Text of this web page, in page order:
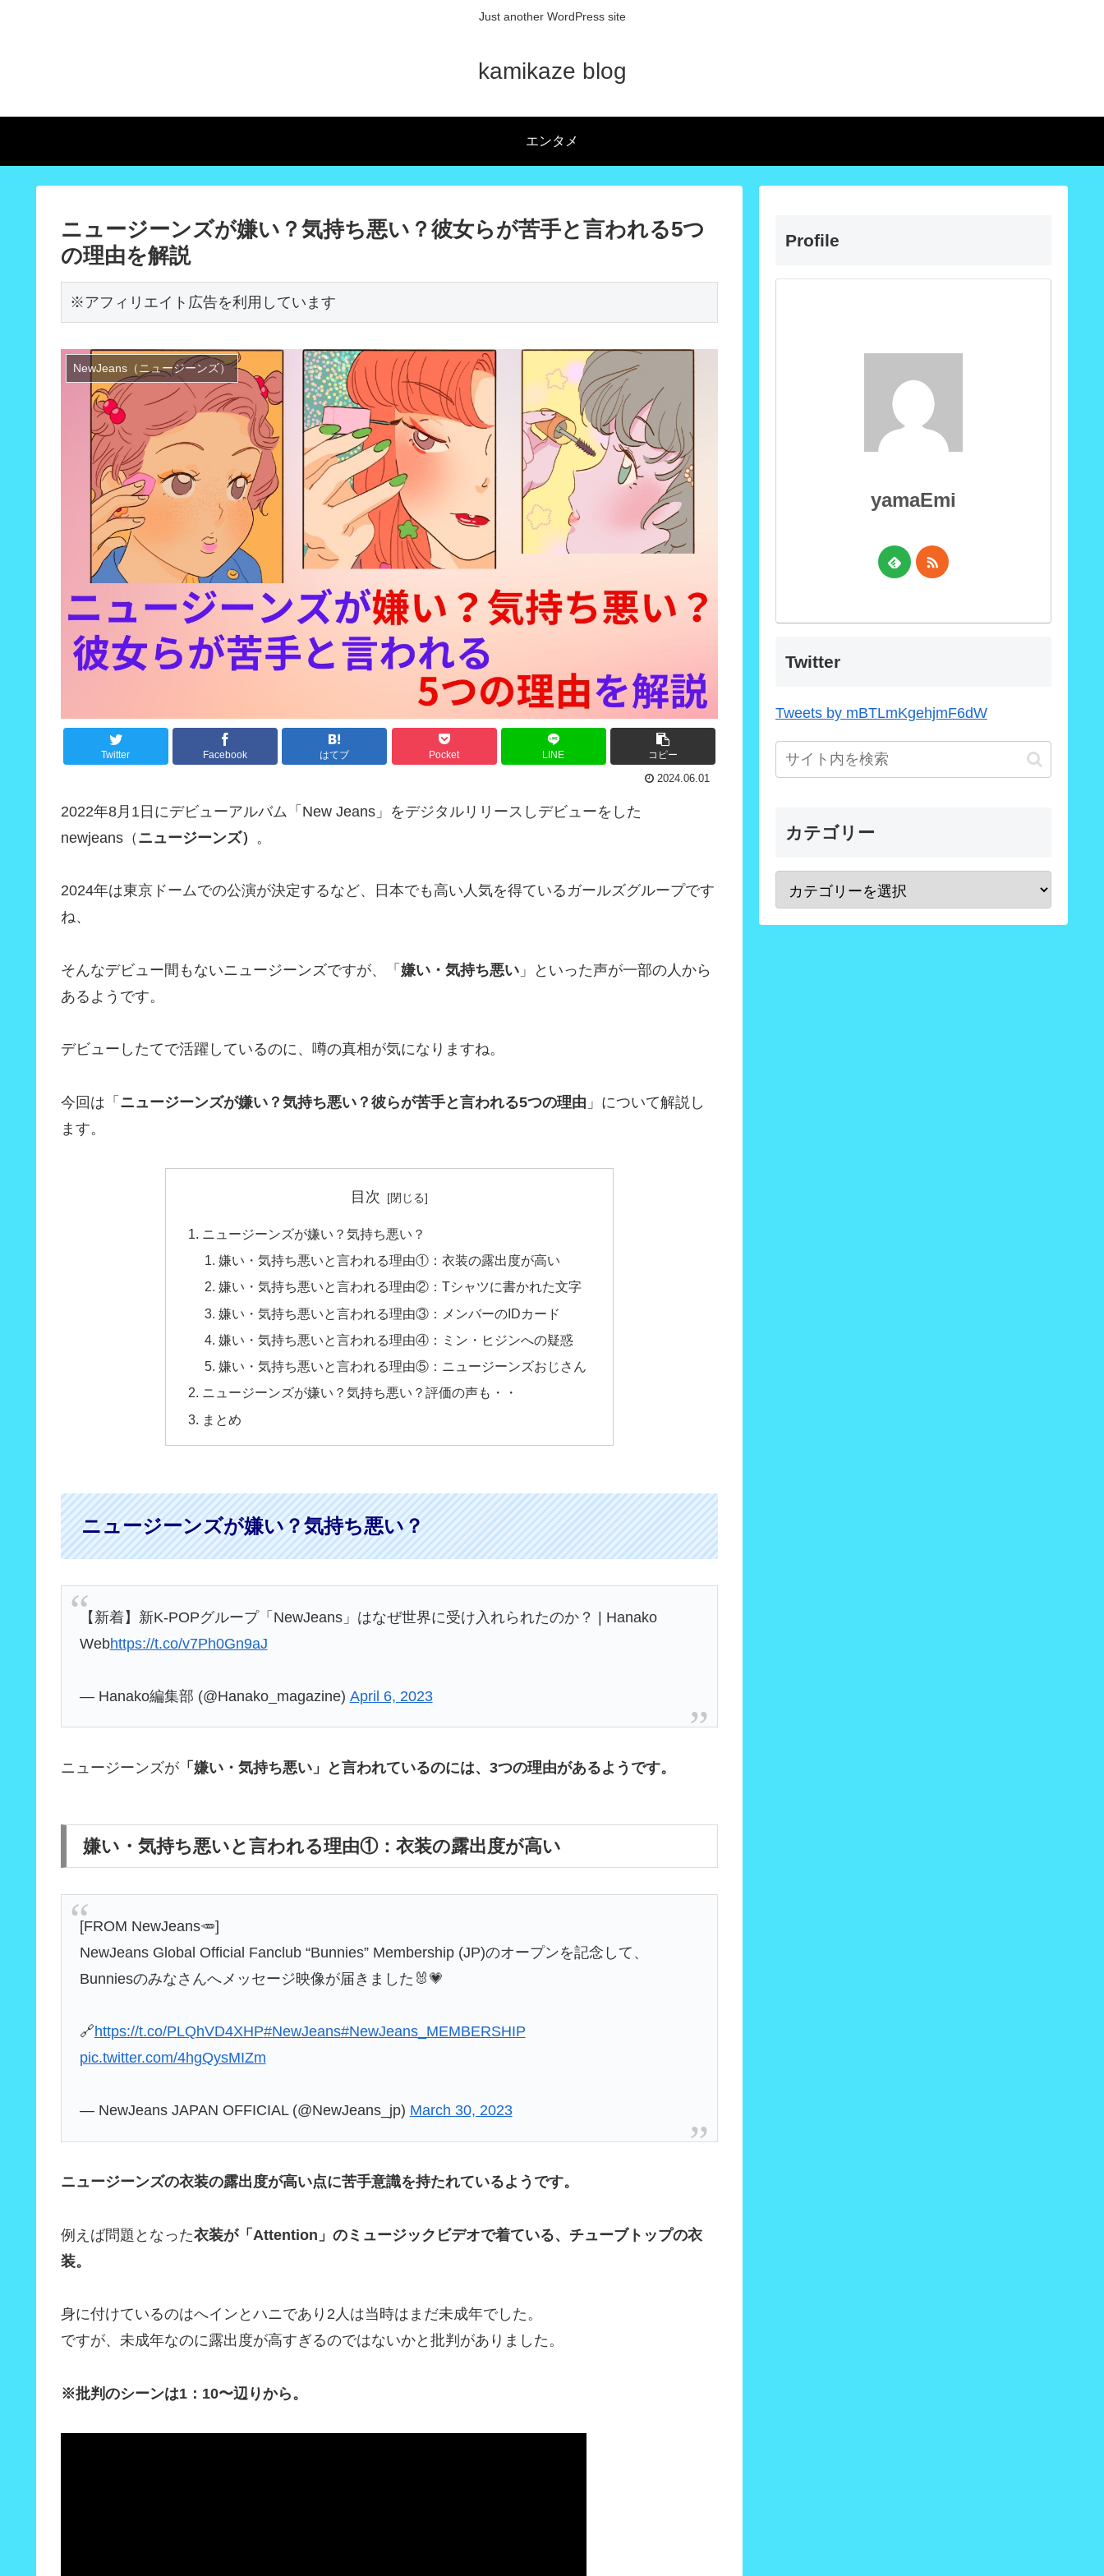
Just another WordPress site
kamikaze blog
エンタメ
ニュージーンズが嫌い？気持ち悪い？彼女らが苦手と言われる5つ
の理由を解説
※アフィリエイト広告を利用しています
NewJeans（ニュージーンズ）
Twitter Facebook はてブ Pocket LINE コピー
2024.06.01
2022年8月1日にデビューアルバム「New Jeans」をデジタルリリースしデビューをした
newjeans（ ニュージーンズ） 。
2024年は東京ドームでの公演が決定するなど、日本でも高い人気を得ているガールズグループです
ね、
そんなデビュー間もないニュージーンズですが、「 嫌い・気持ち悪い 」といった声が一部の人から
あるようです。
デビューしたてで活躍しているのに、噂の真相が気になりますね。
今回は「 ニュージーンズが嫌い？気持ち悪い？彼らが苦手と言われる5つの理由 」について解説し
ます。
目次
ニュージーンズが嫌い？気持ち悪い？
嫌い・気持ち悪いと言われる理由①：衣装の露出度が高い
嫌い・気持ち悪いと言われる理由②：Tシャツに書かれた文字
嫌い・気持ち悪いと言われる理由③：メンバーのIDカード
嫌い・気持ち悪いと言われる理由④：ミン・ヒジンへの疑惑
嫌い・気持ち悪いと言われる理由⑤：ニュージーンズおじさん
ニュージーンズが嫌い？気持ち悪い？評価の声も・・
まとめ
ニュージーンズが嫌い？気持ち悪い？
【新着】新K-POPグループ「NewJeans」はなぜ世界に受け入れられたのか？ | Hanako
Webhttps://t.co/v7Ph0Gn9aJ
— Hanako編集部 (@Hanako_magazine) April 6, 2023
ニュージーンズが 「嫌い・気持ち悪い」と言われているのには、3つの理由があるようです。
嫌い・気持ち悪いと言われる理由①：衣装の露出度が高い
[FROM NewJeans🥕]
NewJeans Global Official Fanclub “Bunnies” Membership (JP)のオープンを記念して、
Bunniesのみなさんへメッセージ映像が届きました🐰💗
🔗https://t.co/PLQhVD4XHP#NewJeans#NewJeans_MEMBERSHIP
pic.twitter.com/4hgQysMIZm
— NewJeans JAPAN OFFICIAL (@NewJeans_jp) March 30, 2023
ニュージーンズの衣装の露出度が高い点に苦手意識を持たれているようです。
例えば問題となった衣装が「 Attention 」のミュージックビデオで着ている、チューブトップの衣
装。
身に付けているのはへインとハニであり2人は当時はまだ未成年でした。
ですが、未成年なのに露出度が高すぎるのではないかと批判がありました。
※批判のシーンは1：10〜辺りから。
Profile
yamaEmi
Twitter
Tweets by mBTLmKgehjmF6dW
カテゴリー